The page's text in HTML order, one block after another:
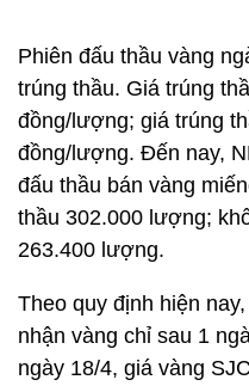
Phiên đấu thầu vàng
trúng thầu. Giá trúng
đồng/lượng; giá trúng
đồng/lượng. Đến nay,
đấu thầu bán vàng
thầu 302.000 lượng;
263.400 lượng.
Theo quy định hiện
nhận vàng chỉ sau 1
ngày 18/4, giá vàng